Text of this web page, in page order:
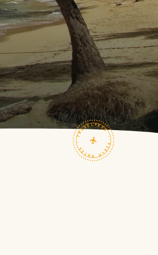
TRAVELFEED · FIELD NOTES ·